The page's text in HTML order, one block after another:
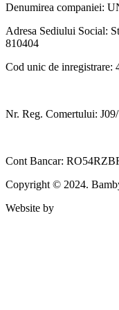
Denumirea companiei:
Adresa Sediului Social:
810404
Cod unic de inregistrare:
Nr. Reg. Comertului:
Cont Bancar:
Copyright © 2024.
Website by